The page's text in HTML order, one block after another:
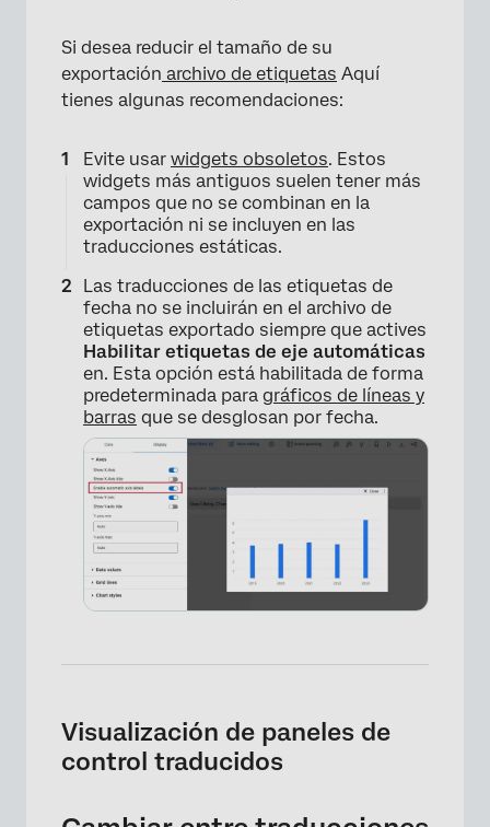
Si desea reducir el tamaño de su
exportación archivo de etiquetas Aquí
tienes algunas recomendaciones:
Evite usar widgets obsoletos. Estos
widgets más antiguos suelen tener más
campos que no se combinan en la
exportación ni se incluyen en las
traducciones estáticas.
Las traducciones de las etiquetas de
fecha no se incluirán en el archivo de
etiquetas exportado siempre que actives
Habilitar etiquetas de eje automáticas
en. Esta opción está habilitada de forma
predeterminada para gráficos de líneas y
barras que se desglosan por fecha.
Visualización de paneles de
control traducidos